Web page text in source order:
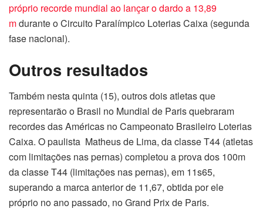
próprio recorde mundial ao lançar o dardo a 13,89
mdurante o Circuito Paralímpico Loterias Caixa (segunda
fase nacional).
Outros resultados
Também nesta quinta (15), outros dois atletas que
representarão o Brasil no Mundial de Paris quebraram
recordes das Américas no Campeonato Brasileiro Loterias
Caixa. O paulista Matheus de Lima, da classe T44 (atletas
com limitações nas pernas) completou a prova dos 100m
da classe T44 (limitações nas pernas), em 11s65,
superando a marca anterior de 11,67, obtida por ele
próprio no ano passado, no Grand Prix de Paris.